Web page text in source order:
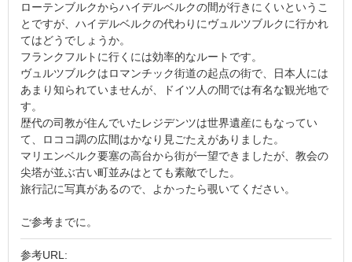
ローテンブルクからハイデルベルクの間が行きにくいというこ
とですが、ハイデルベルクの代わりにヴュルツブルクに行かれ
てはどうでしょうか。
フランクフルトに行くには効率的なルートです。
ヴュルツブルクはロマンチック街道の起点の街で、日本人には
あまり知られていませんが、ドイツ人の間では有名な観光地で
す。
歴代の司教が住んでいたレジデンツは世界遺産にもなってい
て、ロココ調の広間はかなり見ごたえがありました。
マリエンベルク要塞の高台から街が一望できましたが、教会の
尖塔が並ぶ古い町並みはとても素敵でした。
旅行記に写真があるので、よかったら覗いてください。
ご参考までに。
参考URL: